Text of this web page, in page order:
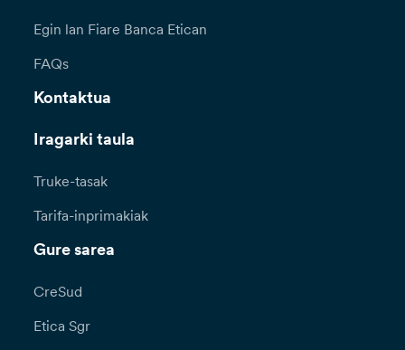
Egin lan Fiare Banca Etican
FAQs
Kontaktua
Iragarki taula
Truke-tasak
Tarifa-inprimakiak
Gure sarea
CreSud
Etica Sgr